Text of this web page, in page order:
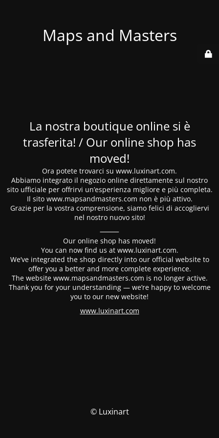
Maps and Masters
La nostra boutique online si è
trasferita! / Our online shop has
moved!
Ora potete trovarci su www.luxinart.com.
Abbiamo integrato il negozio online direttamente sul nostro
sito ufficiale per offrirvi un’esperienza migliore e più completa.
Il sito www.mapsandmasters.com non è più attivo.
Grazie per la vostra comprensione, siamo felici di accogliervi
nel nostro nuovo sito!
⸻
Our online shop has moved!
You can now find us at www.luxinart.com.
We’ve integrated the shop directly into our official website to
offer you a better and more complete experience.
The website www.mapsandmasters.com is no longer active.
Thank you for your understanding — we’re happy to welcome
you to our new website!
www.luxinart.com
© Luxinart